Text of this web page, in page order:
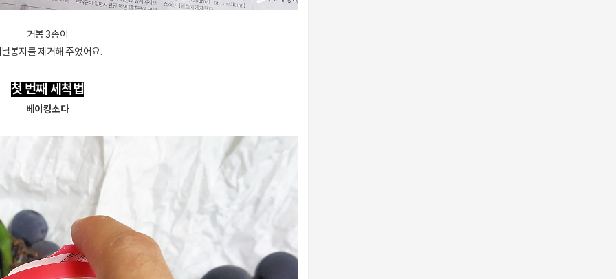
거봉 3송이
봉지를 제거해 주었어요.
첫 번째 세척법
베이킹소다